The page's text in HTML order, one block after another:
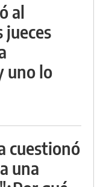
al
jueces
uno lo
cuestionó
una